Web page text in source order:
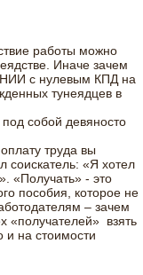
работы можно
Иначе зачем
НИИ с нулевым КПД на
тунеядцев в
собой девяносто
труда вы
соискатель: «Я хотел
«Получать» - это
пособия, которое не
– зачем
«получателей» взять
и на стоимости